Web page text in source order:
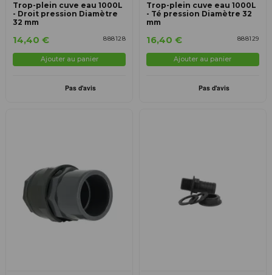
Trop-plein cuve eau 1000L
- Droit pression Diamètre
32 mm
888128
14,40 €
Ajouter au panier
Trop-plein cuve eau 1000L
- Té pression Diamètre 32
mm
888129
16,40 €
Ajouter au panier